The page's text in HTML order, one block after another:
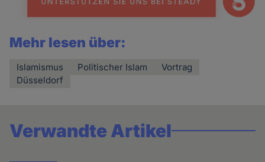
Mehr lesen über:
Islamismus Politischer Islam
Vortrag
Düsseldorf
Verwandte Artikel